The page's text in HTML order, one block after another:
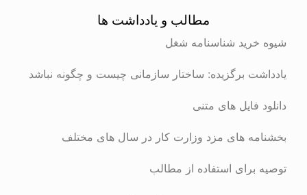
مطالب و یادداشت ها
شیوه خرید شناسنامه شغل
یادداشت برگزیده: ساختار سازمانی چیست و چگونه نباشد
دانلود فایل های متنی
بخشنامه های مزد وزارت کار در سال های مختلف
توصیه برای استفاده از مطالب